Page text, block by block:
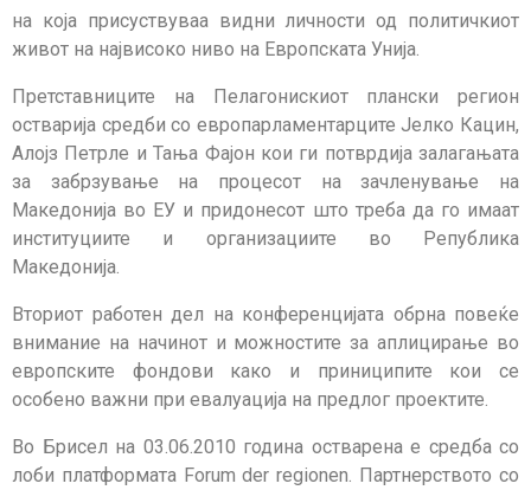
на која присуствуваа видни личности од политичкиот
живот на највисоко ниво на Европската Унија.
Претставниците на Пелагонискиот плански регион
остварија средби со европарламентарците Јелко Кацин,
Алојз Петрле и Тања Фајон кои ги потврдија залагањата
за забрзување на процесот на зачленување на
Македонија во ЕУ и придонесот што треба да го имаат
институциите и организациите во Република
Македонија.
Вториот работен дел на конференцијата обрна повеќе
внимание на начинот и можностите за аплицирање во
европските фондови како и приниципите кои се
особено важни при евалуација на предлог проектите.
Во Брисел на 03.06.2010 година остварена е средба со
лоби платформата Forum der regionen. Партнерството со